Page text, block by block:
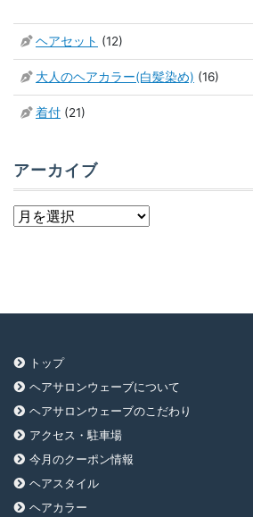
ヘアセット (12)
大人のヘアカラー(白髪染め) (16)
着付 (21)
アーカイブ
ア
トップ
ヘアサロンウェーブについて
ヘアサロンウェーブのこだわり
アクセス・駐車場
今月のクーポン情報
ヘアスタイル
ヘアカラー